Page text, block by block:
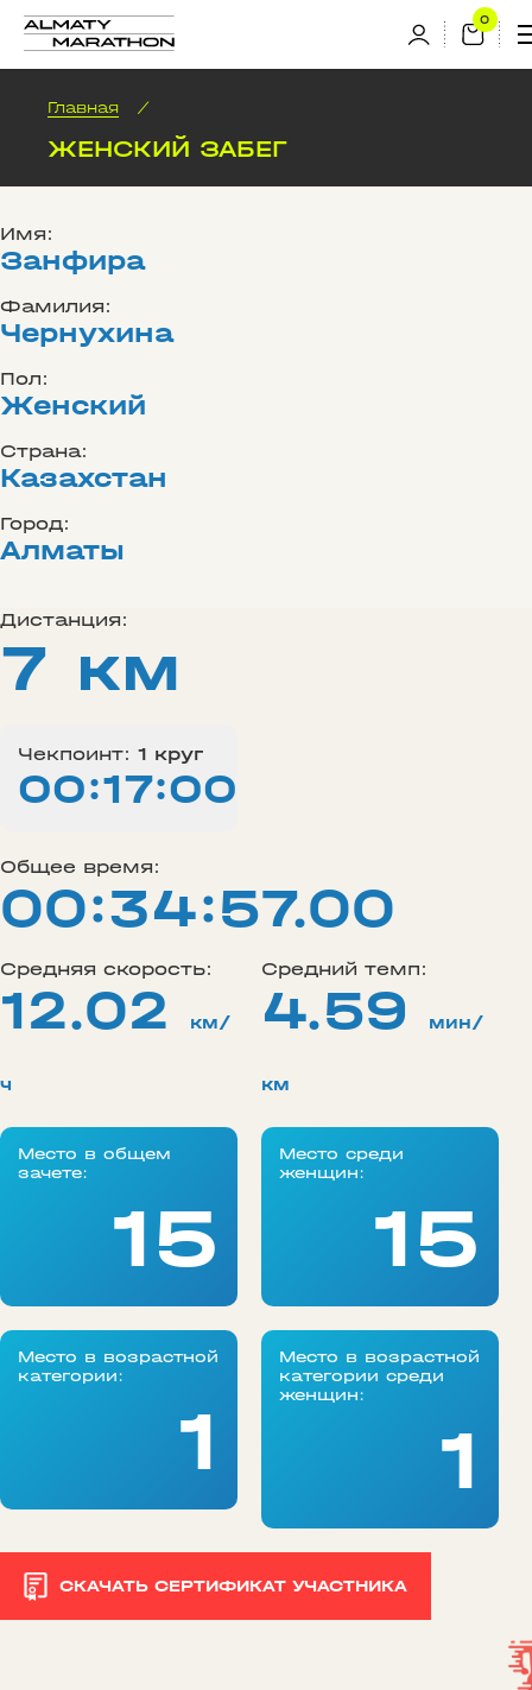
Главная /
ЖЕНСКИЙ ЗАБЕГ
Имя:
Занфира
Фамилия:
Чернухина
Пол:
Женский
Страна:
Казахстан
Город:
Алматы
Дистанция:
7 км
Чекпоинт: 1 круг
00:17:00
Общее время:
00:34:57.00
Средняя скорость:
12.02 км/
ч
Средний темп:
4.59 мин/
км
Место в общем
зачете:
15
Место среди
женщин:
15
Место в возрастной
категории:
1
Место в возрастной
категории среди
женщин:
1
СКАЧАТЬ СЕРТИФИКАТ УЧАСТНИКА